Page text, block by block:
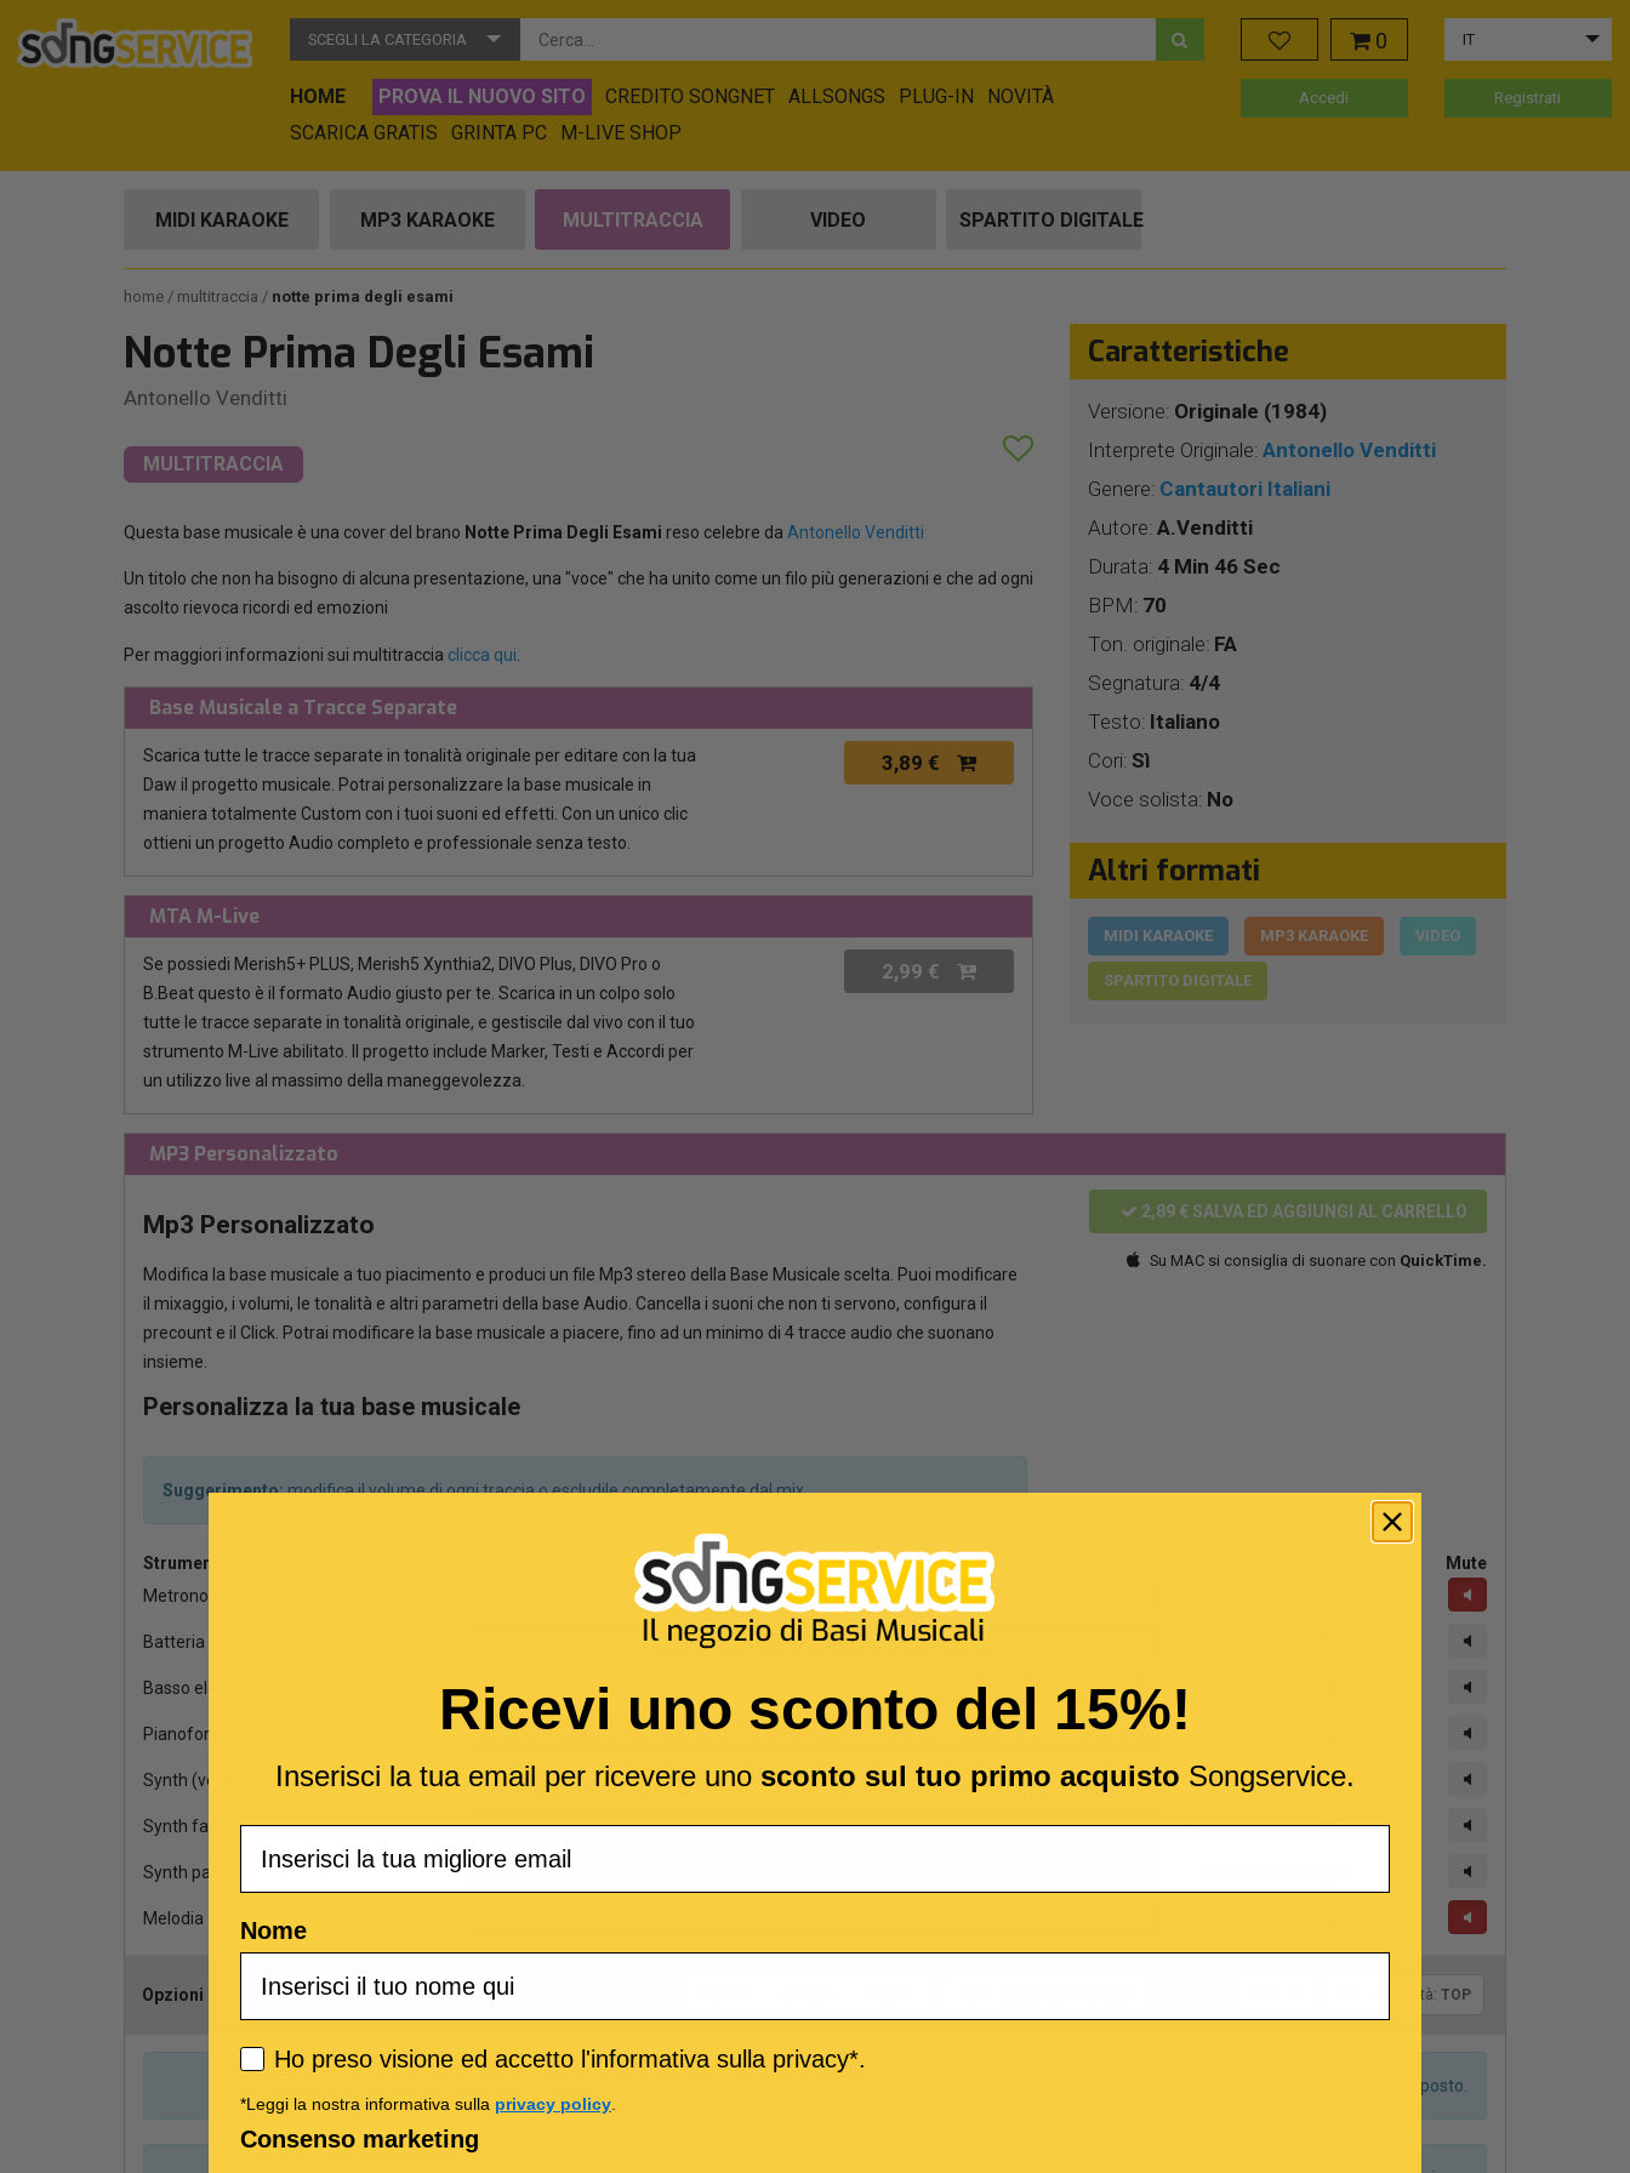
SCEGLI LA CATEGORIA
HOME PROVA IL NUOVO SITO CREDITO SONGNET ALLSONGS PLUG-IN
NOVITÀ
SCARICA GRATIS
GRINTA PC M-LIVE SHOP
0 IT
Accedi Registrati
MIDI KARAOKE MP3 KARAOKE MULTITRACCIA VIDEO SPARTITO DIGITALE
home multitraccia notte prima degli esami
Notte Prima Degli Esami
Antonello Venditti
MULTITRACCIA
Questa base musicale è una cover del brano Notte Prima Degli Esami reso celebre da Antonello Venditti
Un titolo che non ha bisogno di alcuna presentazione, una "voce" che ha unito come un filo più generazioni e che ad ogni
ascolto rievoca ricordi ed emozioni
Per maggiori informazioni sui multitraccia clicca qui
Base Musicale a Tracce Separate
Scarica tutte le tracce separate in tonalità originale per editare con la tua
Daw il progetto musicale. Potrai personalizzare la base musicale in
maniera totalmente Custom con i tuoi suoni ed effetti. Con un unico clic
ottieni un progetto Audio completo e professionale senza testo.
3,89 €
MTA M-Live
Se possiedi Merish5+ PLUS, Merish5 Xynthia2, DIVO Plus, DIVO Pro o
B.Beat questo è il formato Audio giusto per te. Scarica in un colpo solo
tutte le tracce separate in tonalità originale, e gestiscile dal vivo con il tuo
strumento M-Live abilitato. Il progetto include Marker, Testi e Accordi per
un utilizzo live al massimo della maneggevolezza.
2,99 €
Caratteristiche
Versione: Originale (1984)
Interprete Originale: Antonello Venditti
Genere: Cantautori Italiani
Autore: A.Venditti
Durata: 4 Min 46 Sec
BPM: 70
Ton. originale: FA
Segnatura: 4/4
Testo: Italiano
Cori: Sì
Voce solista: No
Altri formati
MIDI KARAOKE MP3 KARAOKE VIDEO
SPARTITO DIGITALE
MP3 Personalizzato
Mp3 Personalizzato
Modifica la base musicale a tuo piacimento e produci un file Mp3 stereo della Base Musicale scelta. Puoi modificare
il mixaggio, i volumi, le tonalità e altri parametri della base Audio. Cancella i suoni che non ti servono, configura il
precount e il Click. Potrai modificare la base musicale a piacere, fino ad un minimo di 4 tracce audio che suonano
insieme.
2,89 €SALVA ED AGGIUNGI AL CARRELLO
Su MAC si consiglia di suonare con QuickTime.
Personalizza la tua base musicale
Suggerimento:modifica il volume di ogni traccia o escludile completamente dal mix
Strumenti
Mute
Metronomo
Batteria
Basso elettrico
Pianoforte
Synth (voci)
Synth fantasia
Synth pad
Melodia
Opzioni Scegli il canale per il CLICK Qualità: TOP
Se la base Metronomo-Click viene inserita su uno dei due canali la base suonerà sul canale opposto.
Ricevi uno sconto del 15%!
Inserisci la tua email per ricevere uno sconto sul tuo primo acquisto Songservice.
Nome
Privacy policy
Ho preso visione ed accetto l'informativa sulla privacy*.
*Leggi la nostra informativa sulla privacy policy.
Consenso marketing